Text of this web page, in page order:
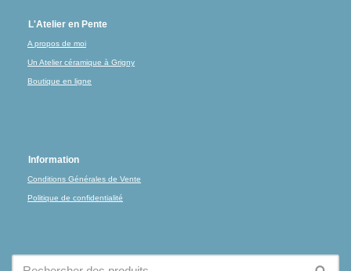
L'Atelier en Pente
A propos de moi
Un Atelier céramique à Grigny
Boutique en ligne
Information
Conditions Générales de Vente
Politique de confidentialité